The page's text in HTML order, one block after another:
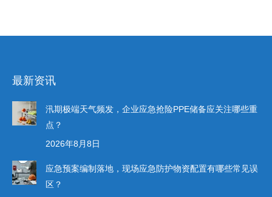
最新资讯
汛期极端天气频发，企业应急抢险PPE储备应关注哪些重
点？
2026年8月8日
应急预案编制落地，现场应急防护物资配置有哪些常见误
区？